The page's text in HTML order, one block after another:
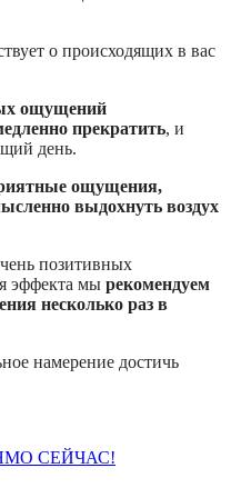
о происходящих в вас
ощущений
прекратить, и
день.
ощущения,
выдохнуть воздух
позитивных
эффекта мы рекомендуем
несколько раз в
намерение достичь
СЕЙЧАС!